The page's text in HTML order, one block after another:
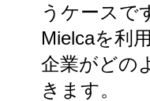
うケースで
Mielcaを利
企業がどの
きます。